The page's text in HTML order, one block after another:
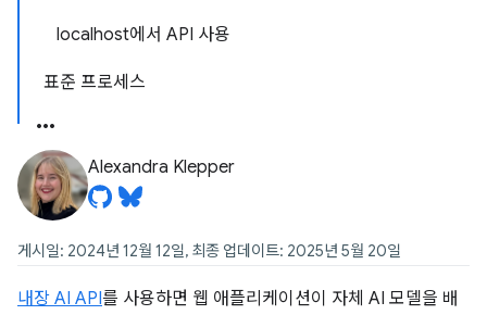
localhost에서 API 사용
표준 프로세스
Alexandra Klepper
게시일: 2024년 12월 12일, 최종 업데이트: 2025년 5월 20일
내장 AI API를 사용하면 웹 애플리케이션이 자체 AI 모델을 배